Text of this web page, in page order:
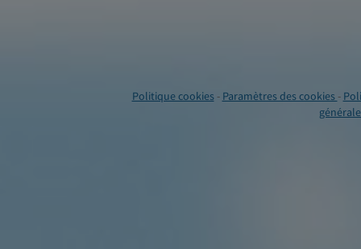
Politique cookies- Paramètres des cookies -